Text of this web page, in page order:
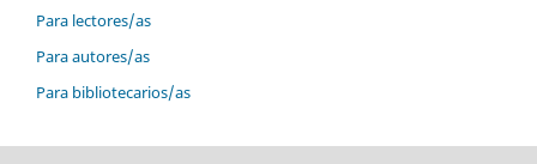
Para lectores/as
Para autores/as
Para bibliotecarios/as